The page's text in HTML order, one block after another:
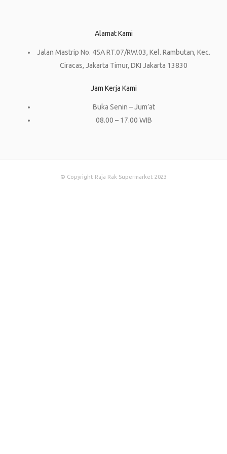
Alamat Kami
Jalan Mastrip No. 45A RT.07/RW.03, Kel. Rambutan, Kec.
Ciracas, Jakarta Timur, DKI Jakarta 13830
Jam Kerja Kami
Buka Senin – Jum’at
08.00 – 17.00 WIB
© Copyright Raja Rak Supermarket 2023